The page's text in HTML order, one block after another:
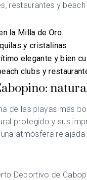
restaurantes y
la Milla de Oro.
y cristalinas.
elegante y bien
clubs y
de las playas más
protegido y sus
atmósfera
Deportivo de